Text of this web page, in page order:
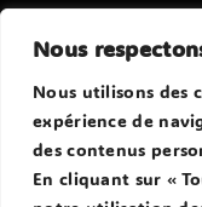
Nous
Nous utilisons des
expérience de
des contenus
En cliquant sur «
Pelucho
Sissel
© 2026 Douce